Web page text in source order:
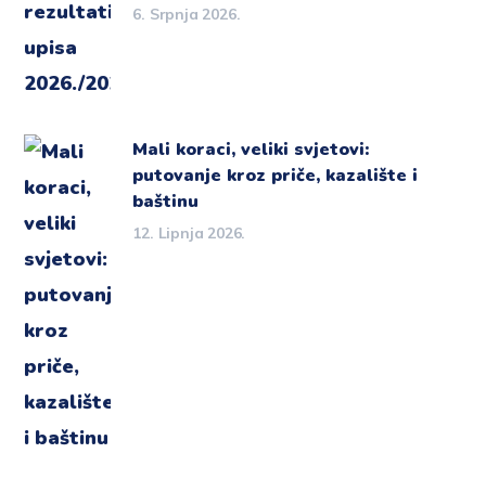
6. Srpnja 2026.
Mali koraci, veliki svjetovi:
putovanje kroz priče, kazalište i
baštinu
12. Lipnja 2026.